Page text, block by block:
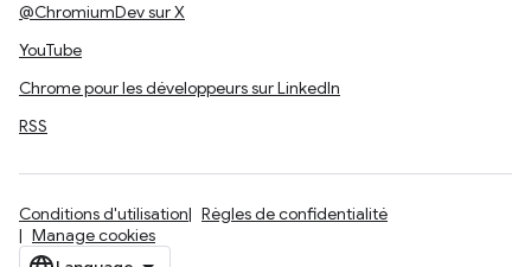
@ChromiumDev sur X
YouTube
Chrome pour les développeurs sur LinkedIn
RSS
Conditions d'utilisation
Règles de confidentialité
Manage cookies